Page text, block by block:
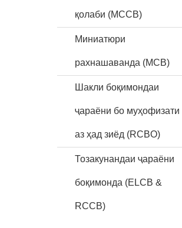
қолаби (MCCB)
Миниатюри
рахнашаванда (MCB)
Шакли боқимондаи
ҷараёни бо муҳофизати
аз ҳад зиёд (RCBO)
Тозакунандаи ҷараёни
боқимонда (ELCB &
RCCB)